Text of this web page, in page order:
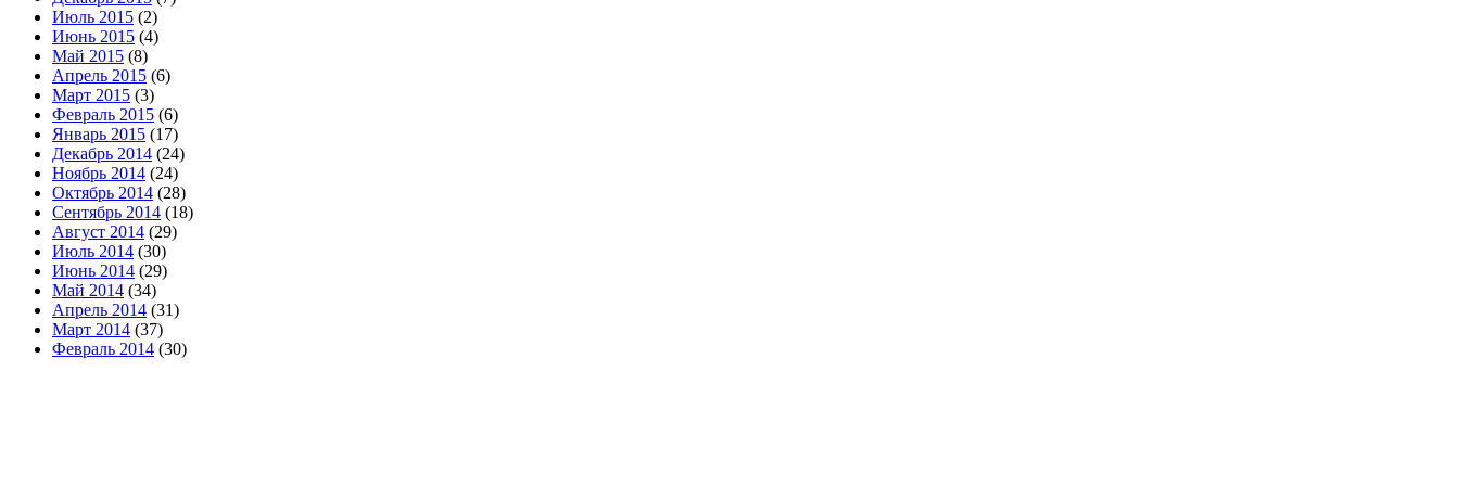
Июль 2015 (2)
Июнь 2015 (4)
Май 2015 (8)
Апрель 2015 (6)
Март 2015 (3)
Февраль 2015 (6)
Январь 2015 (17)
Декабрь 2014 (24)
Ноябрь 2014 (24)
Октябрь 2014 (28)
Сентябрь 2014 (18)
Август 2014 (29)
Июль 2014 (30)
Июнь 2014 (29)
Май 2014 (34)
Апрель 2014 (31)
Март 2014 (37)
Февраль 2014 (30)